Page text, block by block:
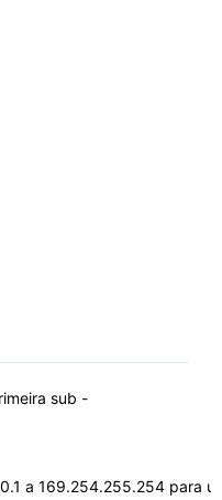
sub -
a 169.254.255.254 para